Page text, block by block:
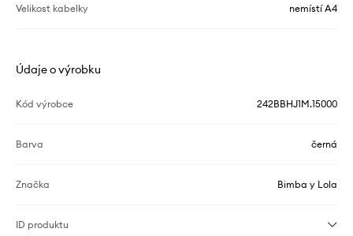
Velikost kabelky nemístí A4
Údaje o výrobku
Kód výrobce 242BBHJ1M.15000
Barva černá
Značka Bimba y Lola
ID produktu